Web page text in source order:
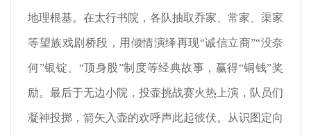
地理根基。在太行书院，各队抽取乔家、常家、渠家
等望族戏剧桥段，用倾情演绎再现“诚信立商”“没奈
何”银锭、“顶身股”制度等经典故事，赢得“铜钱”奖
励。最后于无边小院，投壶挑战赛火热上演，队员们
凝神投掷，箭矢入壶的欢呼声此起彼伏。从识图定向